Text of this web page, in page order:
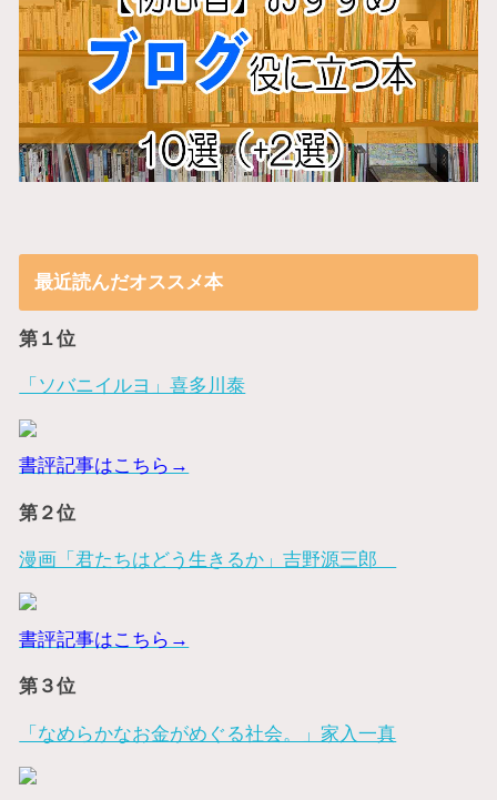
最近読んだオススメ本
第１位
「ソバニイルヨ」喜多川泰
書評記事はこちら→
第２位
漫画「君たちはどう生きるか」吉野源三郎
書評記事はこちら→
第３位
「なめらかなお金がめぐる社会。」家入一真